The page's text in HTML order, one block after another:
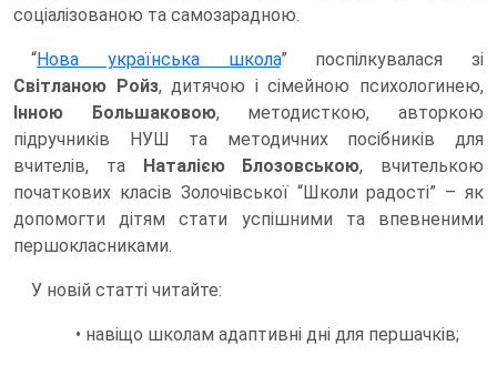
соціалізованою та самозарадною.
“Нова українська школа” поспілкувалася зі
Світланою Ройз, дитячою і сімейною психологинею,
Інною Большаковою, методисткою, авторкою
підручників НУШ та методичних посібників для
вчителів, та Наталією Блозовською, вчителькою
початкових класів Золочівської “Школи радості” – як
допомогти дітям стати успішними та впевненими
першокласниками.
У новій статті читайте:
• навіщо школам адаптивні дні для першачків;